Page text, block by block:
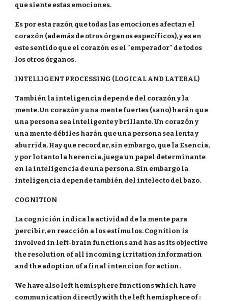
que siente estas emociones.
Es por esta razón que todas las emociones afectan el
corazón (además de otros órganos específicos), y es en
este sentido que el corazón es el "emperador" de todos
los otros órganos.
INTELLIGENT PROCESSING (LOGICAL AND LATERAL)
También la inteligencia depende del corazón y la
mente. Un corazón y una mente fuertes (sano) harán que
una persona sea inteligente y brillante. Un corazón y
una mente débiles harán que una persona sea lenta y
aburrida. Hay que recordar, sin embargo, que la Esencia,
y por lo tanto la herencia, juega un papel determinante
en la inteligencia de una persona. Sin embargo la
inteligencia depende también del intelecto del bazo.
COGNITION
La cognición indica la actividad de la mente para
percibir, en reacción a los estímulos. Cognition is
involved in left-brain functions and has as its objective
the resolution of all incoming irritation information
and the adoption of a final intencion for action.
We have also left hemisphere functions which have
communication directly with the left hemisphere of :